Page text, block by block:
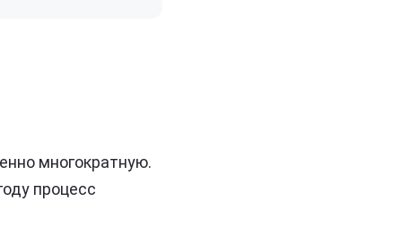
многократную.
процесс